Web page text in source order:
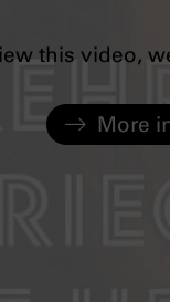
this video,
More